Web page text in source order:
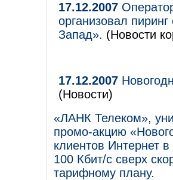
17.12.2007
организовал
Запад». (Новости
17.12.2007
(Новости)
«ЛАНК Телеком»,
промо-акцию
клиентов Интернет
100 Кбит/с сверх
тарифному плану.